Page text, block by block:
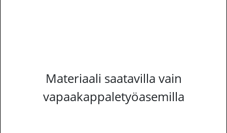
Materiaali saatavilla vain
vapaakappaletyöasemilla